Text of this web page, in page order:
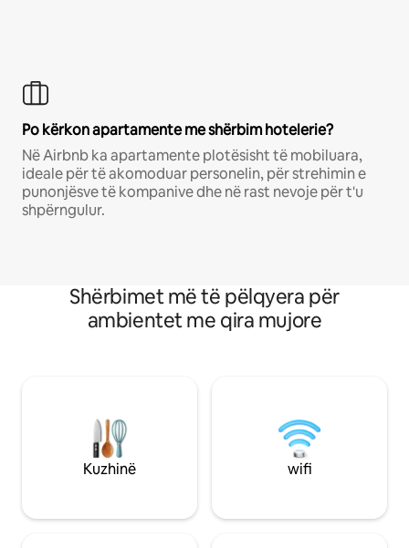
Po kërkon apartamente me shërbim hotelerie?
Në Airbnb ka apartamente plotësisht të mobiluara,
ideale për të akomoduar personelin, për strehimin e
punonjësve të kompanive dhe në rast nevoje për t'u
shpërngulur.
Shërbimet më të pëlqyera për
ambientet me qira mujore
Kuzhinë wifi